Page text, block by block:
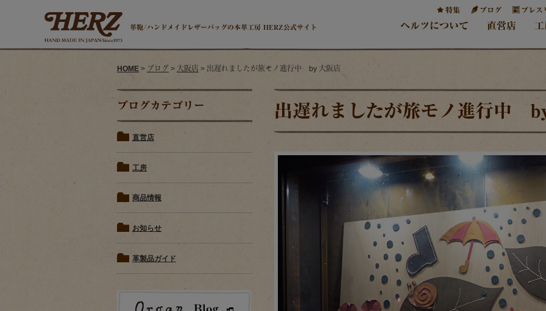
革鞄/ハンドメイドレザーバッグの本革工房 HERZ公式サイト
特集 ブログ プレス
ヘルツについて 直営店
HOME > ブログ > 大阪店 > 出遅れましたが旅モノ進行中 by 大阪店
ブログカテゴリー
直営店
工房
商品情報
お知らせ
革製品ガイド
出遅れましたが旅モノ進行中